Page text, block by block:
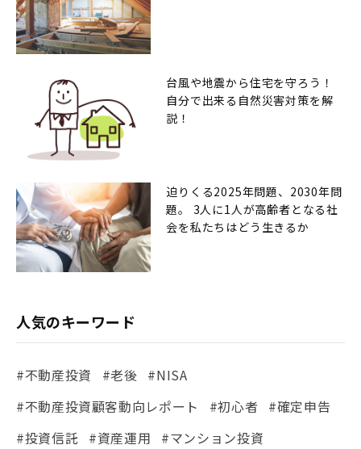
台風や地震から住宅を守ろう！
自分で出来る自然災害対策を解
説！
迫りくる2025年問題、2030年問
題。 3人に1人が高齢者となる社
会を私たちはどう生きるか
人気のキーワード
#不動産投資 #老後 #NISA
#不動産投資顧客動向レポート
#初心者
#確定申告
#投資信託
#資産運用
#マンション投資